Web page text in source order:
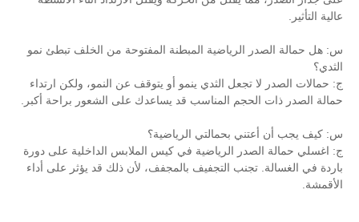
المبطنة المفتوحة من الخلف تبطئ نمو
الثدي ينمو أو يتوقف عن النمو، ولكن ارتداء
المناسب قد يساعدك على الشعور براحة أكبر.
بحمالتي الرياضية؟
الرياضية في كيس الملابس الداخلية على دورة
التجفيف بالمجفف، لأن ذلك قد يؤثر على أداء